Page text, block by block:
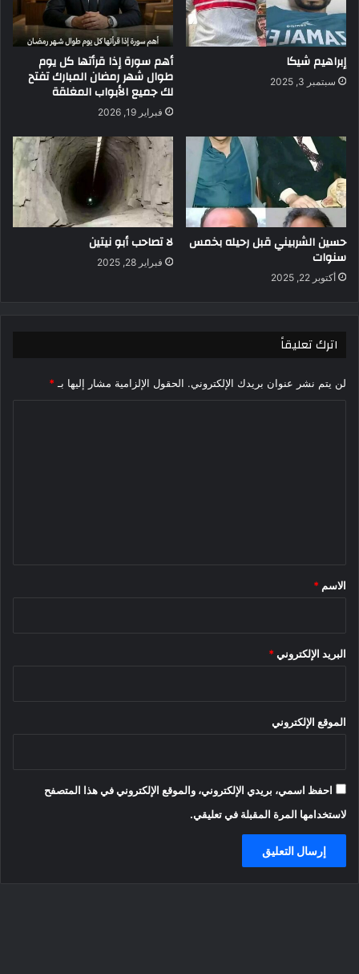
إبراهيم شيكا
سبتمبر 3, 2025
أهم سورة إذا قرأتها كل يوم
طوال شهر رمضان المبارك تفتح
لك جميع الأبواب المغلقة
فبراير 19, 2026
حسين الشربيني قبل رحيله بخمس
سنوات
أكتوبر 22, 2025
لا تصاحب أبو نيتين
فبراير 28, 2025
اترك تعليقاً
لن يتم نشر عنوان بريدك الإلكتروني. الحقول الإلزامية مشار إليها بـ *
*
الاسم *
البريد الإلكتروني *
الموقع الإلكتروني
احفظ اسمي، بريدي الإلكتروني، والموقع الإلكتروني في هذا المتصفح
لاستخدامها المرة المقبلة في تعليقي.